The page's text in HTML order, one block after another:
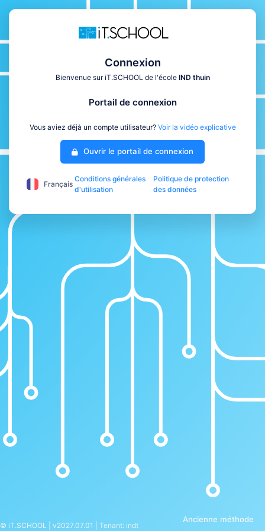
Connexion
Bienvenue sur iT.SCHOOL de l'école IND thuin
Portail de connexion
Vous aviez déjà un compte utilisateur? Voir la vidéo explicative
Ouvrir le portail de connexion
Français
Conditions générales
d'utilisation
Politique de protection
des données
© iT.SCHOOL | v2027.07.01 | Tenant: indt
Ancienne méthode